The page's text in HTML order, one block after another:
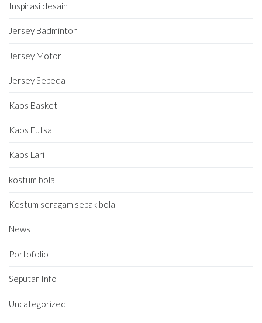
Inspirasi desain
Jersey Badminton
Jersey Motor
Jersey Sepeda
Kaos Basket
Kaos Futsal
Kaos Lari
kostum bola
Kostum seragam sepak bola
News
Portofolio
Seputar Info
Uncategorized